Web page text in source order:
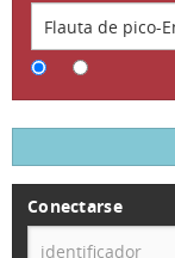
Conectarse